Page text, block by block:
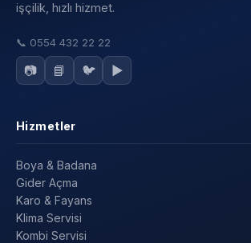
işçilik, hızlı hizmet.
📞 0554 432 22 22
📷 📘 🐦 ▶️
Hizmetler
Boya & Badana
Gider Açma
Karo & Fayans
Klima Servisi
Kombi Servisi